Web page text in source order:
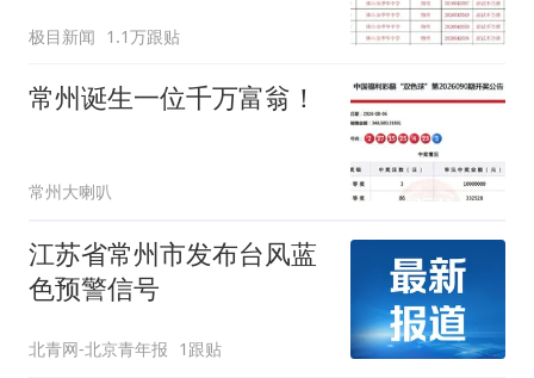
聘，成立调查组全面核查
极目新闻 1.1万跟贴
常州诞生一位千万富翁！
常州大喇叭
江苏省常州市发布台风蓝
色预警信号
北青网-北京青年报 1跟贴